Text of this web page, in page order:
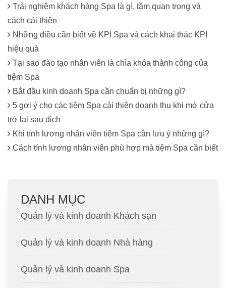
Trải nghiệm khách hàng Spa là gì, tầm quan trọng và
cách cải thiện
Những điều cần biết về KPI Spa và cách khai thác KPI
hiệu quả
Tại sao đào tạo nhân viên là chìa khóa thành công của
tiệm Spa
Bắt đầu kinh doanh Spa cần chuẩn bị những gì?
5 gợi ý cho các tiệm Spa cải thiện doanh thu khi mở cửa
trở lại sau dịch
Khi tính lương nhân viên tiệm Spa cần lưu ý những gì?
Cách tính lương nhân viên phù hợp mà tiệm Spa cần biết
DANH MỤC
Quản lý và kinh doanh Khách sạn
Quản lý và kinh doanh Nhà hàng
Quản lý và kinh doanh Spa